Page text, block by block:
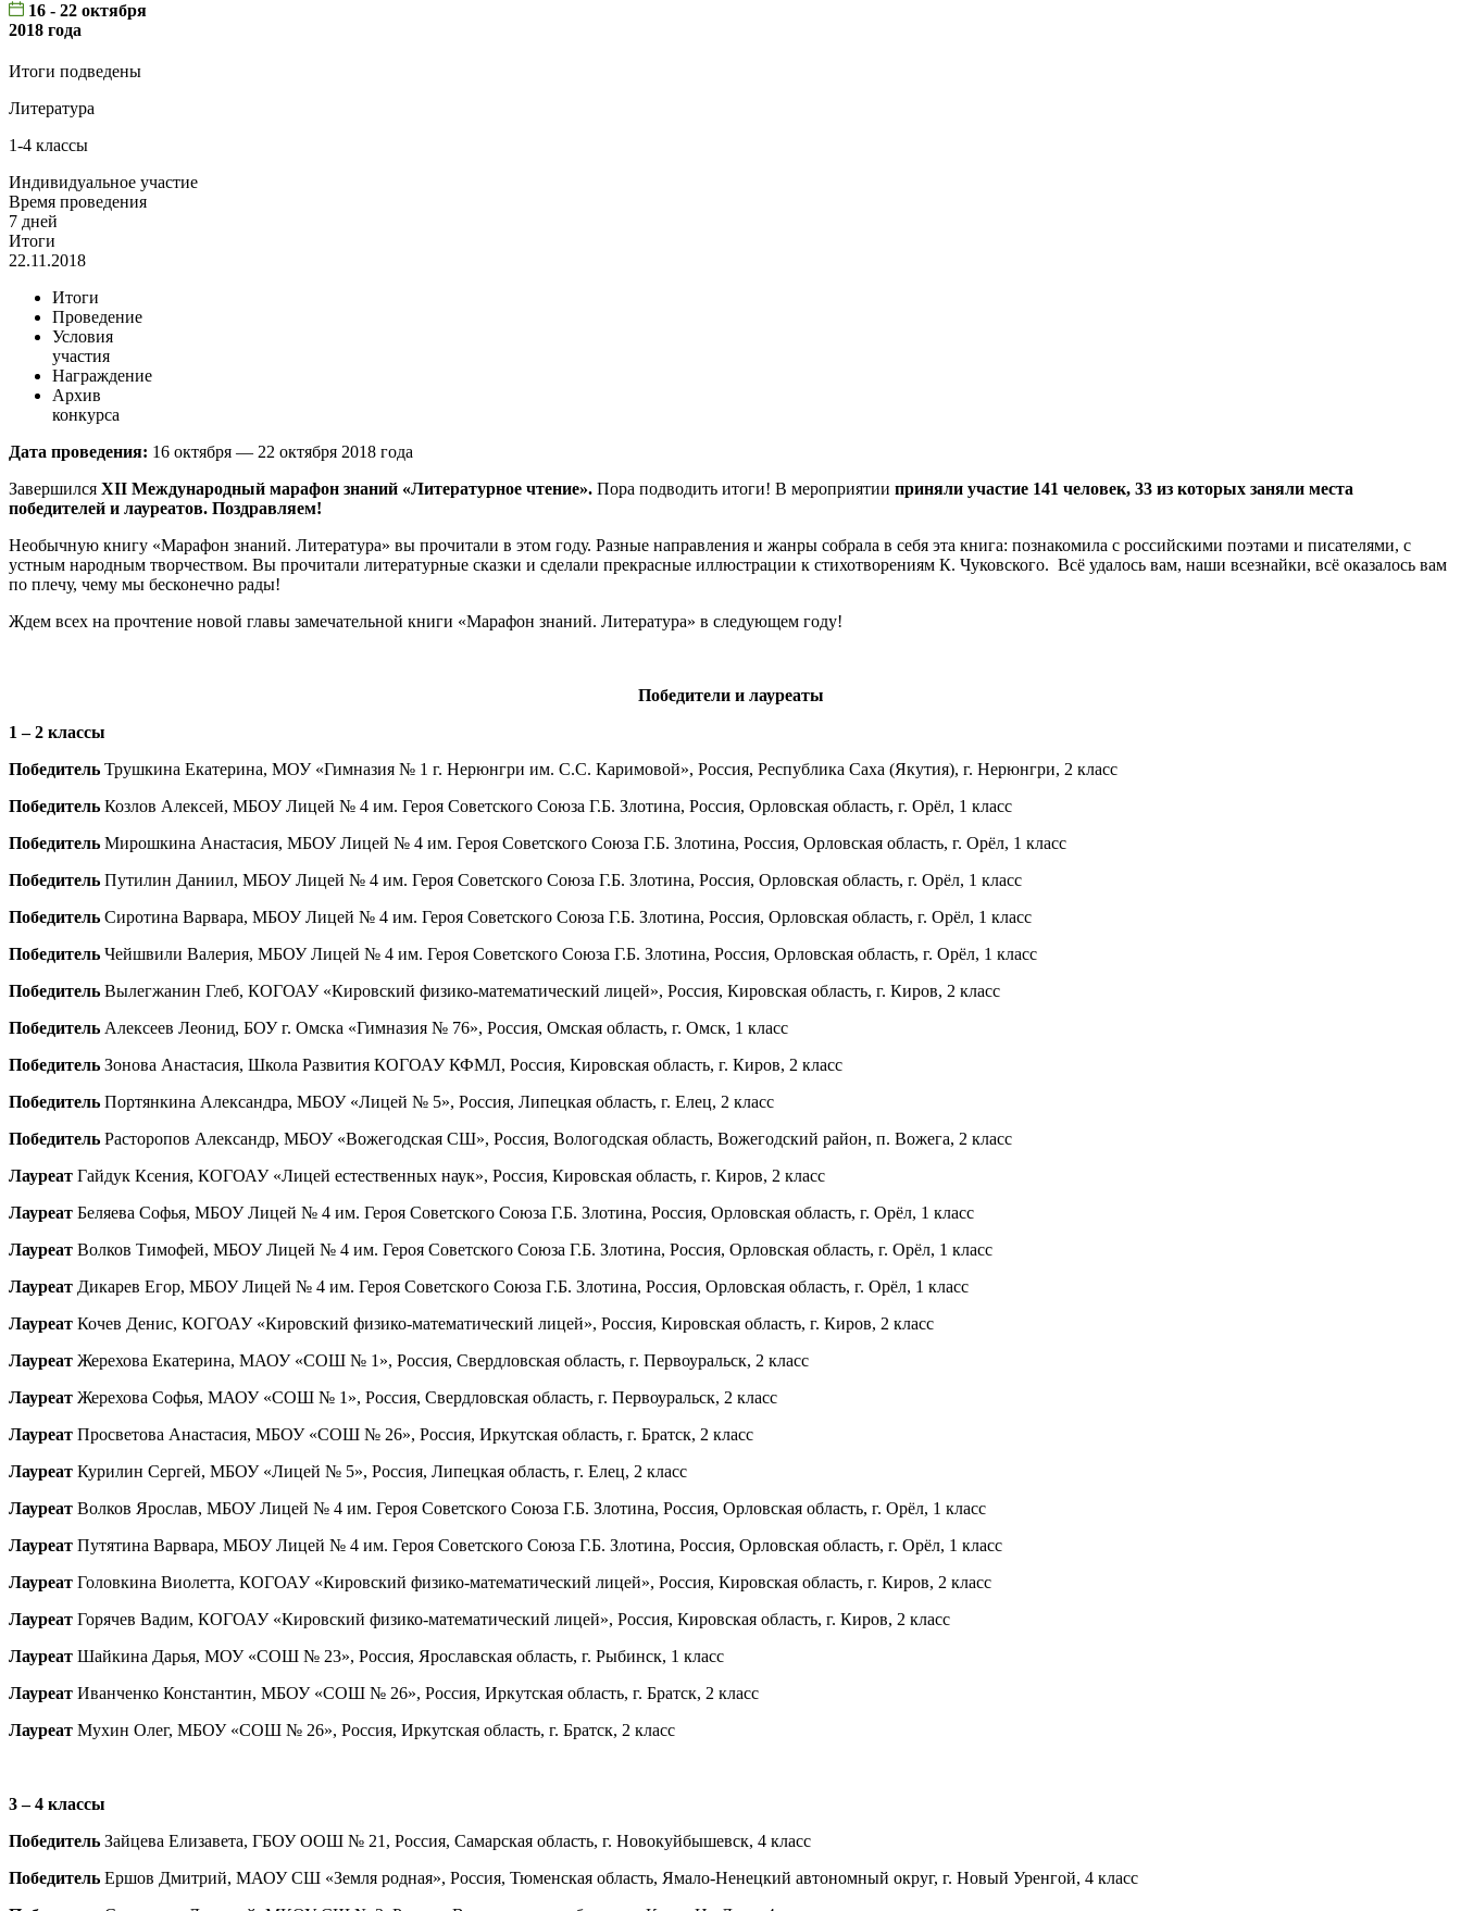
16 - 22 октября
2018 года
Итоги подведены
Литература
1-4 классы
Индивидуальное участие
Время проведения
7 дней
Итоги
22.11.2018
Итоги
Проведение
Условия
участия
Награждение
Архив
конкурса
Дата проведения: 16 октября — 22 октября 2018 года
Завершился XII Международный марафон знаний «Литературное чтение». Пора подводить итоги! В мероприятии приняли участие 141 человек, 33 из которых заняли места
победителей и лауреатов. Поздравляем!
Необычную книгу «Марафон знаний. Литература» вы прочитали в этом году. Разные направления и жанры собрала в себя эта книга: познакомила с российскими поэтами и писателями, с
устным народным творчеством. Вы прочитали литературные сказки и сделали прекрасные иллюстрации к стихотворениям К. Чуковского. Всё удалось вам, наши всезнайки, всё оказалось вам
по плечу, чему мы бесконечно рады!
Ждем всех на прочтение новой главы замечательной книги «Марафон знаний. Литература» в следующем году!
Победители и лауреаты
1 – 2 классы
Победитель Трушкина Екатерина, МОУ «Гимназия № 1 г. Нерюнгри им. С.С. Каримовой», Россия, Республика Саха (Якутия), г. Нерюнгри, 2 класс
Победитель Козлов Алексей, МБОУ Лицей № 4 им. Героя Советского Союза Г.Б. Злотина, Россия, Орловская область, г. Орёл, 1 класс
Победитель Мирошкина Анастасия, МБОУ Лицей № 4 им. Героя Советского Союза Г.Б. Злотина, Россия, Орловская область, г. Орёл, 1 класс
Победитель Путилин Даниил, МБОУ Лицей № 4 им. Героя Советского Союза Г.Б. Злотина, Россия, Орловская область, г. Орёл, 1 класс
Победитель Сиротина Варвара, МБОУ Лицей № 4 им. Героя Советского Союза Г.Б. Злотина, Россия, Орловская область, г. Орёл, 1 класс
Победитель Чейшвили Валерия, МБОУ Лицей № 4 им. Героя Советского Союза Г.Б. Злотина, Россия, Орловская область, г. Орёл, 1 класс
Победитель Вылегжанин Глеб, КОГОАУ «Кировский физико-математический лицей», Россия, Кировская область, г. Киров, 2 класс
Победитель Алексеев Леонид, БОУ г. Омска «Гимназия № 76», Россия, Омская область, г. Омск, 1 класс
Победитель Зонова Анастасия, Школа Развития КОГОАУ КФМЛ, Россия, Кировская область, г. Киров, 2 класс
Победитель Портянкина Александра, МБОУ «Лицей № 5», Россия, Липецкая область, г. Елец, 2 класс
Победитель Расторопов Александр, МБОУ «Вожегодская СШ», Россия, Вологодская область, Вожегодский район, п. Вожега, 2 класс
Лауреат Гайдук Ксения, КОГОАУ «Лицей естественных наук», Россия, Кировская область, г. Киров, 2 класс
Лауреат Беляева Софья, МБОУ Лицей № 4 им. Героя Советского Союза Г.Б. Злотина, Россия, Орловская область, г. Орёл, 1 класс
Лауреат Волков Тимофей, МБОУ Лицей № 4 им. Героя Советского Союза Г.Б. Злотина, Россия, Орловская область, г. Орёл, 1 класс
Лауреат Дикарев Егор, МБОУ Лицей № 4 им. Героя Советского Союза Г.Б. Злотина, Россия, Орловская область, г. Орёл, 1 класс
Лауреат Кочев Денис, КОГОАУ «Кировский физико-математический лицей», Россия, Кировская область, г. Киров, 2 класс
Лауреат Жерехова Екатерина, МАОУ «СОШ № 1», Россия, Свердловская область, г. Первоуральск, 2 класс
Лауреат Жерехова Софья, МАОУ «СОШ № 1», Россия, Свердловская область, г. Первоуральск, 2 класс
Лауреат Просветова Анастасия, МБОУ «СОШ № 26», Россия, Иркутская область, г. Братск, 2 класс
Лауреат Курилин Сергей, МБОУ «Лицей № 5», Россия, Липецкая область, г. Елец, 2 класс
Лауреат Волков Ярослав, МБОУ Лицей № 4 им. Героя Советского Союза Г.Б. Злотина, Россия, Орловская область, г. Орёл, 1 класс
Лауреат Путятина Варвара, МБОУ Лицей № 4 им. Героя Советского Союза Г.Б. Злотина, Россия, Орловская область, г. Орёл, 1 класс
Лауреат Головкина Виолетта, КОГОАУ «Кировский физико-математический лицей», Россия, Кировская область, г. Киров, 2 класс
Лауреат Горячев Вадим, КОГОАУ «Кировский физико-математический лицей», Россия, Кировская область, г. Киров, 2 класс
Лауреат Шайкина Дарья, МОУ «СОШ № 23», Россия, Ярославская область, г. Рыбинск, 1 класс
Лауреат Иванченко Константин, МБОУ «СОШ № 26», Россия, Иркутская область, г. Братск, 2 класс
Лауреат Мухин Олег, МБОУ «СОШ № 26», Россия, Иркутская область, г. Братск, 2 класс
3 – 4 классы
Победитель Зайцева Елизавета, ГБОУ ООШ № 21, Россия, Самарская область, г. Новокуйбышевск, 4 класс
Победитель Ершов Дмитрий, МАОУ СШ «Земля родная», Россия, Тюменская область, Ямало-Ненецкий автономный округ, г. Новый Уренгой, 4 класс